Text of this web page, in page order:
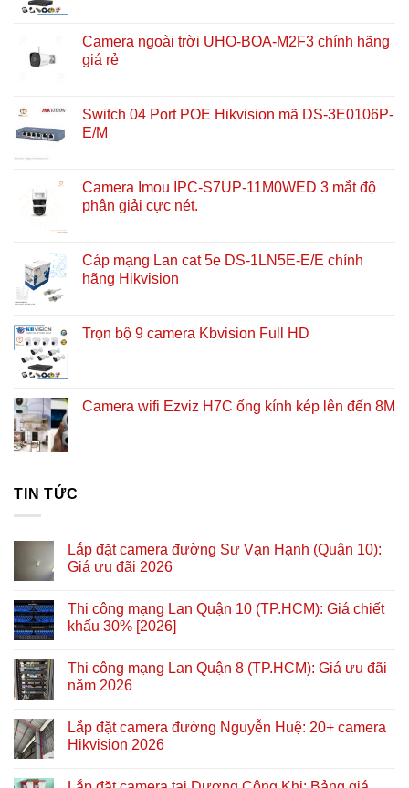
Camera ngoài trời UHO-BOA-M2F3 chính hãng
giá rẻ
Switch 04 Port POE Hikvision mã DS-3E0106P-
E/M
Camera Imou IPC-S7UP-11M0WED 3 mắt độ
phân giải cực nét.
Cáp mạng Lan cat 5e DS-1LN5E-E/E chính
hãng Hikvision
Trọn bộ 9 camera Kbvision Full HD
Camera wifi Ezviz H7C ống kính kép lên đến 8M
TIN TỨC
Lắp đặt camera đường Sư Vạn Hạnh (Quận 10):
Giá ưu đãi 2026
Thi công mạng Lan Quận 10 (TP.HCM): Giá chiết
khấu 30% [2026]
Thi công mạng Lan Quận 8 (TP.HCM): Giá ưu đãi
năm 2026
Lắp đặt camera đường Nguyễn Huệ: 20+ camera
Hikvision 2026